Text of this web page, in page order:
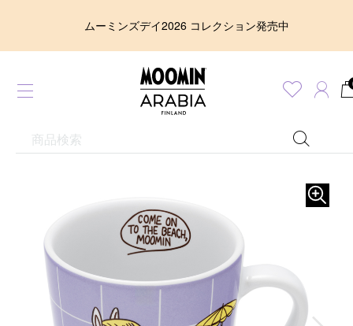
ムーミンズデイ2026 コレクション発売中